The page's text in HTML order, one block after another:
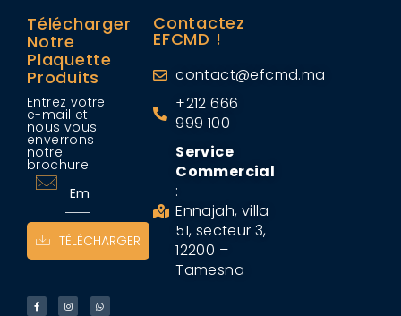
Télécharger
Notre
Plaquette
Produits
Entrez votre
e-mail et
nous vous
enverrons
notre
brochure
TÉLÉCHARGER
Contactez
EFCMD !
contact@efcmd.ma
+212 666
999 100
Service
Commercial
:
Ennajah, villa
51, secteur 3,
12200 –
Tamesna